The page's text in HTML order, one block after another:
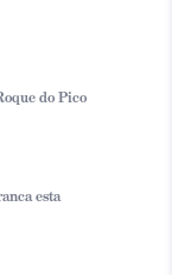
do Pico
esta